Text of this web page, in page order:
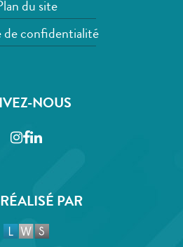
du site
de confidentialité
NOUS
Instagram
Facebook
LinkedIn
PAR